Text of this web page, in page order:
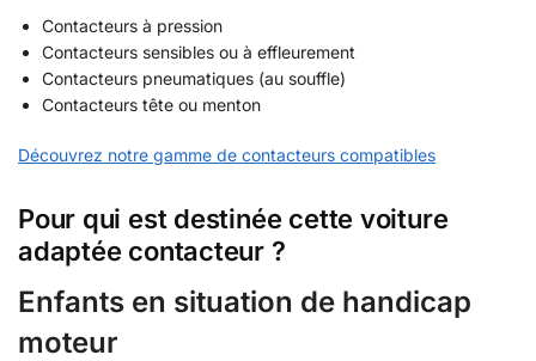
Contacteurs à pression
Contacteurs sensibles ou à effleurement
Contacteurs pneumatiques (au souffle)
Contacteurs tête ou menton
Découvrez notre gamme de contacteurs compatibles
Pour qui est destinée cette voiture
adaptée contacteur ?
Enfants en situation de handicap
moteur